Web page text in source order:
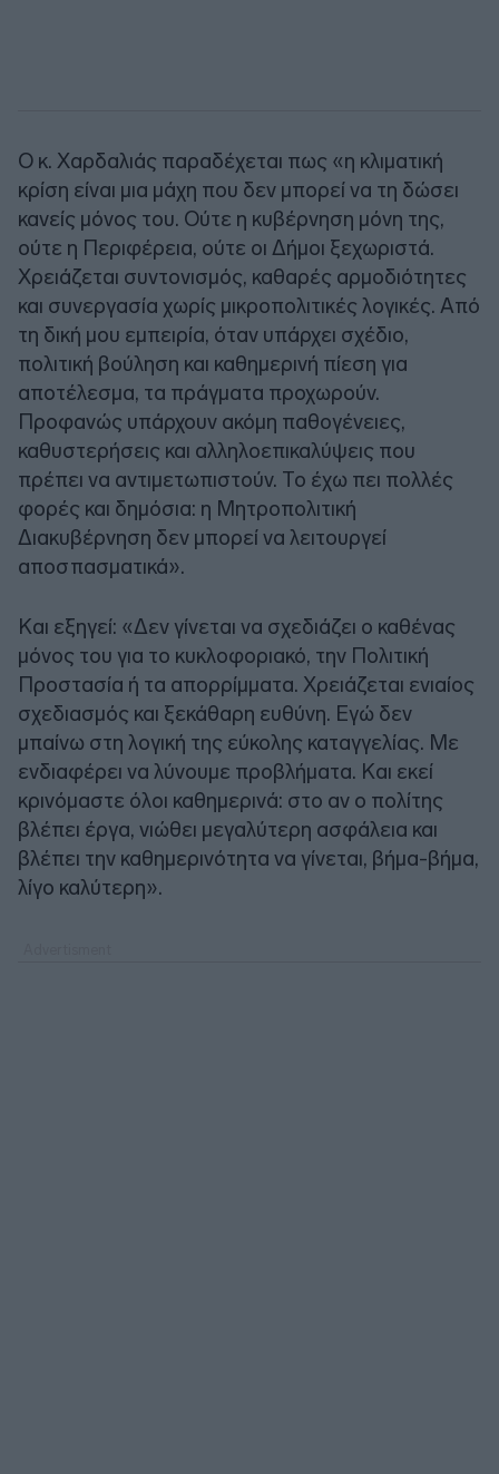
Ο κ. Χαρδαλιάς παραδέχεται πως «η κλιματική
κρίση είναι μια μάχη που δεν μπορεί να τη δώσει
κανείς μόνος του. Ούτε η κυβέρνηση μόνη της,
ούτε η Περιφέρεια, ούτε οι Δήμοι ξεχωριστά.
Χρειάζεται συντονισμός, καθαρές αρμοδιότητες
και συνεργασία χωρίς μικροπολιτικές λογικές. Από
τη δική μου εμπειρία, όταν υπάρχει σχέδιο,
πολιτική βούληση και καθημερινή πίεση για
αποτέλεσμα, τα πράγματα προχωρούν.
Προφανώς υπάρχουν ακόμη παθογένειες,
καθυστερήσεις και αλληλοεπικαλύψεις που
πρέπει να αντιμετωπιστούν. Το έχω πει πολλές
φορές και δημόσια: η Μητροπολιτική
Διακυβέρνηση δεν μπορεί να λειτουργεί
αποσπασματικά».
Και εξηγεί: «Δεν γίνεται να σχεδιάζει ο καθένας
μόνος του για το κυκλοφοριακό, την Πολιτική
Προστασία ή τα απορρίμματα. Χρειάζεται ενιαίος
σχεδιασμός και ξεκάθαρη ευθύνη. Εγώ δεν
μπαίνω στη λογική της εύκολης καταγγελίας. Με
ενδιαφέρει να λύνουμε προβλήματα. Και εκεί
κρινόμαστε όλοι καθημερινά: στο αν ο πολίτης
βλέπει έργα, νιώθει μεγαλύτερη ασφάλεια και
βλέπει την καθημερινότητα να γίνεται, βήμα-βήμα,
λίγο καλύτερη».